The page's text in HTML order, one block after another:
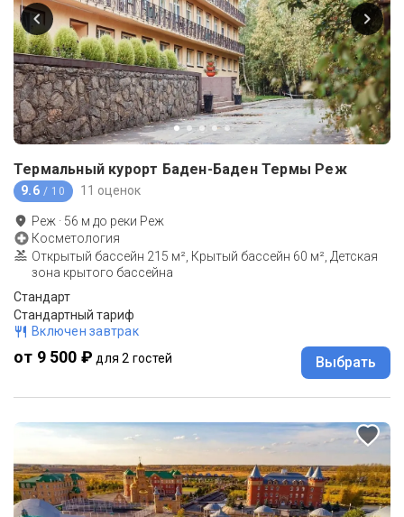
Термальный курорт Баден-Баден Термы Реж
9.6 / 10 11 оценок
Реж · 56 м до реки Реж
Косметология
Открытый бассейн 215 м², Крытый бассейн 60 м², Детская
зона крытого бассейна
Стандарт
Стандартный тариф
Включен завтрак
от 9 500 ₽ для 2 гостей Выбрать